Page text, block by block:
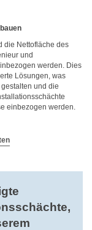
die Nettofläche des
und
werden. Dies
Lösungen, was
und die
einbezogen werden.